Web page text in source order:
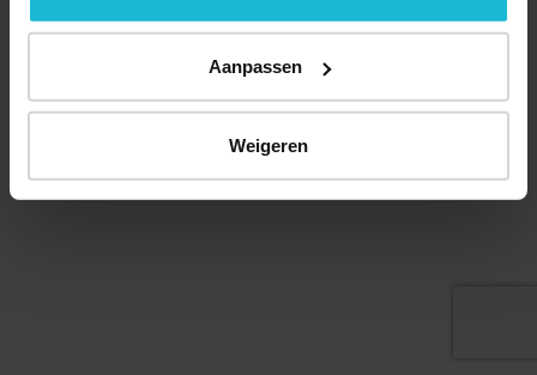
Aanpassen
Weigeren
© 2026 Stichting Forten Nederland
Over ons
Doneer nu Disclaimer
Contact
Forten.nl wordt ondersteund door de